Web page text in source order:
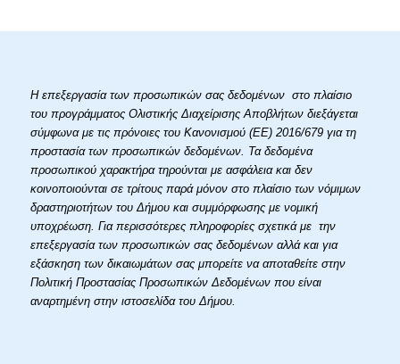
Η επεξεργασία των προσωπικών σας δεδομένων στο πλαίσιο
του προγράμματος Ολιστικής Διαχείρισης Αποβλήτων διεξάγεται
σύμφωνα με τις πρόνοιες του Κανονισμού (ΕΕ) 2016/679 για τη
προστασία των προσωπικών δεδομένων. Τα δεδομένα
προσωπικού χαρακτήρα τηρούνται με ασφάλεια και δεν
κοινοποιούνται σε τρίτους παρά μόνον στο πλαίσιο των νόμιμων
δραστηριοτήτων του Δήμου και συμμόρφωσης με νομική
υποχρέωση. Για περισσότερες πληροφορίες σχετικά με την
επεξεργασία των προσωπικών σας δεδομένων αλλά και για
εξάσκηση των δικαιωμάτων σας μπορείτε να αποταθείτε στην
Πολιτική Προστασίας Προσωπικών Δεδομένων που είναι
αναρτημένη στην ιστοσελίδα του Δήμου.